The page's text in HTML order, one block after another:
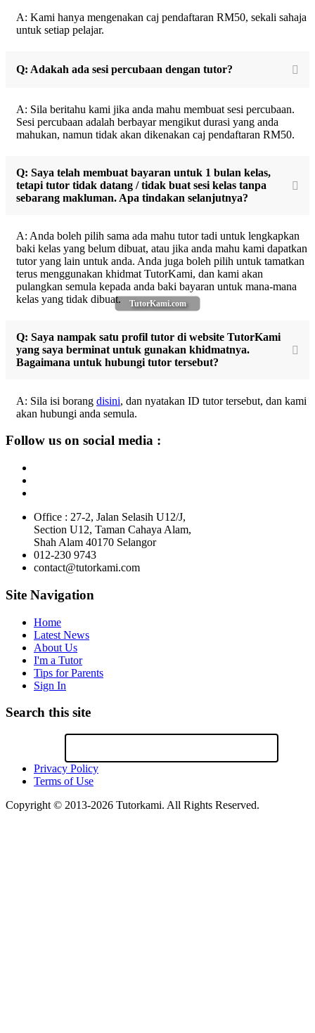
TutorKami.com
A: Kami hanya mengenakan caj pendaftaran RM50, sekali sahaja
untuk setiap pelajar.
Q: Adakah ada sesi percubaan dengan tutor?
A: Sila beritahu kami jika anda mahu membuat sesi percubaan.
Sesi percubaan adalah berbayar mengikut durasi yang anda
mahukan, namun tidak akan dikenakan caj pendaftaran RM50.
Q: Saya telah membuat bayaran untuk 1 bulan kelas,
tetapi tutor tidak datang / tidak buat sesi kelas tanpa
sebarang makluman. Apa tindakan selanjutnya?
A: Anda boleh pilih sama ada mahu tutor tadi untuk lengkapkan
baki kelas yang belum dibuat, atau jika anda mahu kami dapatkan
tutor yang lain untuk anda. Anda juga boleh pilih untuk tamatkan
terus menggunakan khidmat TutorKami, dan kami akan
pulangkan semula kepada anda baki bayaran untuk mana-mana
kelas yang tidak dibuat.
Q: Saya nampak satu profil tutor di website TutorKami
yang saya berminat untuk gunakan khidmatnya.
Bagaimana untuk hubungi tutor tersebut?
A: Sila isi borang disini, dan nyatakan ID tutor tersebut, dan kami
akan hubungi anda semula.
Follow us on social media :
Office : 27-2, Jalan Selasih U12/J,
Section U12, Taman Cahaya Alam,
Shah Alam 40170 Selangor
012-230 9743
contact@tutorkami.com
Site Navigation
Home
Latest News
About Us
I'm a Tutor
Tips for Parents
Sign In
Search this site
Privacy Policy
Terms of Use
Copyright © 2013-2026 Tutorkami. All Rights Reserved.